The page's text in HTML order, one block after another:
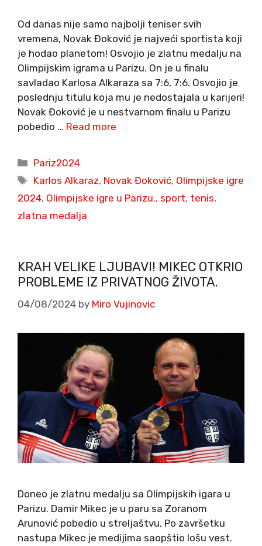
Od danas nije samo najbolji teniser svih
vremena, Novak Đoković je najveći sportista koji
je hodao planetom! Osvojio je zlatnu medalju na
Olimpijskim igrama u Parizu. On je u finalu
savladao Karlosa Alkaraza sa 7:6, 7:6. Osvojio je
poslednju titulu koja mu je nedostajala u karijeri!
Novak Đoković je u nestvarnom finalu u Parizu
pobedio … Read more
Categories
Pariz2024
Tags
Karlos Alkaraz, Novak Đoković, Olimpijske igre
2024, Olimpijske igre u Parizu., sport, tenis,
zlatna medalja
KRAH VELIKE LJUBAVI! MIKEC OTKRIO
PROBLEME IZ PRIVATNOG ŽIVOTA.
04/08/2024 by Miro Vujinovic
Doneo je zlatnu medalju sa Olimpijskih igara u
Parizu. Damir Mikec je u paru sa Zoranom
Arunović pobedio u streljaštvu. Po završetku
nastupa Mikec je medijima saopštio lošu vest.